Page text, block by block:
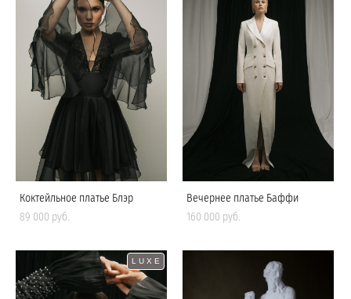
Коктейльное платье Блэр
89 000 pуб.
Вечернее платье Баффи
160 000 pуб.
LUXE